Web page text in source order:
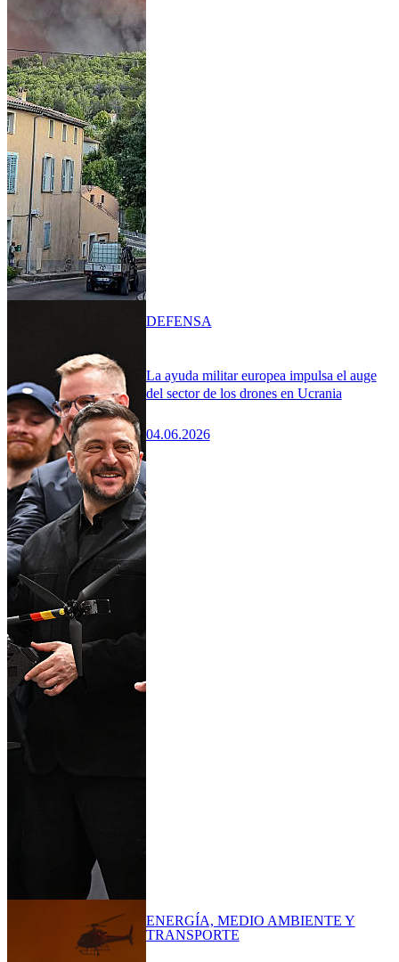
La ayuda militar europea impulsa el auge
del sector de los drones en Ucrania
04.06.2026
DEFENSA
ENERGÍA, MEDIO AMBIENTE Y
TRANSPORTE